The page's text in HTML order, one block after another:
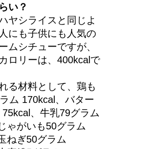
い？
ヤシライスと同じよ
にも子供にも人気の
ムシチューですが、
ロリーは、400kcalで
る材料として、鶏も
ム 170kcal、バター
、牛乳79グラム
ゃがいも50グラム
ねぎ50グラム